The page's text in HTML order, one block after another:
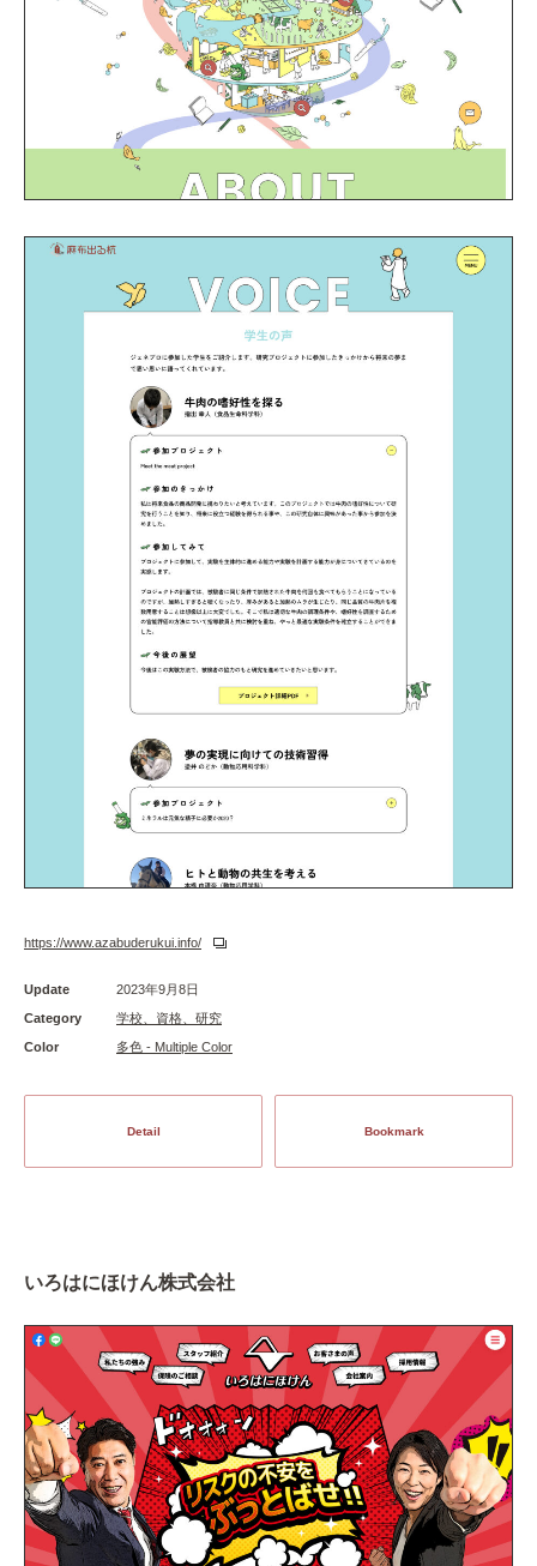
https://www.azabuderukui.info/
Update
2023年9月8日
Category
学校、資格、研究
Color
多色 - Multiple Color
Detail Bookmark
いろはにほけん株式会社